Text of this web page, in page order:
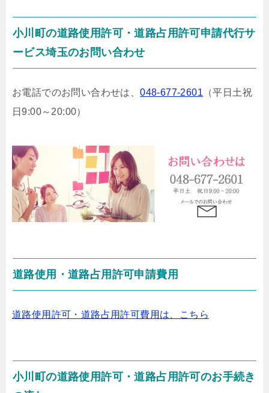
小川町の道路使用許可・道路占用許可申請代行サ
ービス埼玉のお問い合わせ
お電話でのお問い合わせは、048-677-2601 （平日土祝
日9:00～20:00）
道路使用・道路占用許可申請費用
道路使用許可・道路占用許可費用は、こちら
小川町の道路使用許可・道路占用許可のお手続き